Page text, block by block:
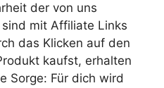
der von uns
mit Affiliate Links
das Klicken auf den
kaufst, erhalten
Sorge: Für dich wird